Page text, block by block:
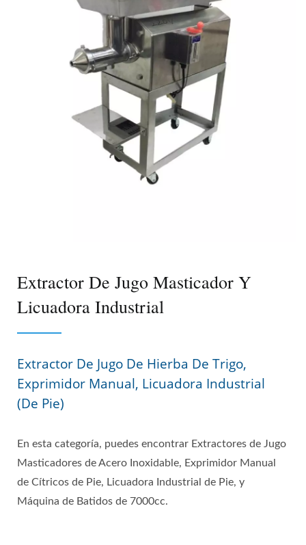
Extractor De Jugo Masticador Y
Licuadora Industrial
Extractor De Jugo De Hierba De Trigo,
Exprimidor Manual, Licuadora Industrial
(de Pie)
En esta categoría, puedes encontrar Extractores de Jugo
Masticadores de Acero Inoxidable, Exprimidor Manual
de Cítricos de Pie, Licuadora Industrial de Pie, y
Máquina de Batidos de 7000cc.